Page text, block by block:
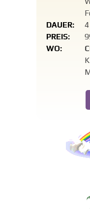
DAUER:
PREIS:
WO: